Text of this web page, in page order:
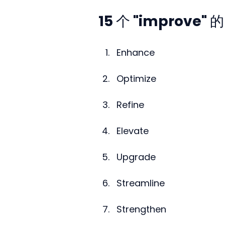
15 个 "improve"
Enhance
Optimize
Refine
Elevate
Upgrade
Streamline
Strengthen